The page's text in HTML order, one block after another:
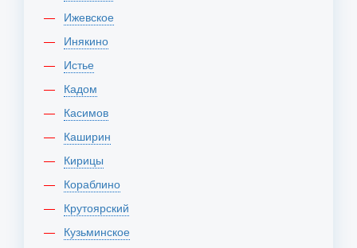
Ижевское
Инякино
Истье
Кадом
Касимов
Каширин
Кирицы
Кораблино
Крутоярский
Кузьминское